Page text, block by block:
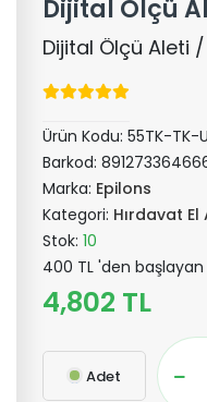
Dijital Ölçü
Dijital Ölçü Aleti /
Ürün Kodu: 55TK-TK-
Barkod:
Marka: Epilons
Kategori: Hırdavat
Stok: 10
400 TL 'den
4,802 TL
Adet